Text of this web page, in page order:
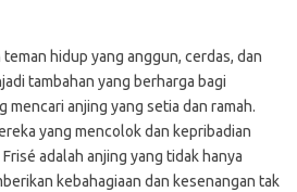
hidup yang anggun, cerdas, dan
tambahan yang berharga bagi
mencari anjing yang setia dan ramah.
yang mencolok dan kepribadian
adalah anjing yang tidak hanya
kebahagiaan dan kesenangan tak